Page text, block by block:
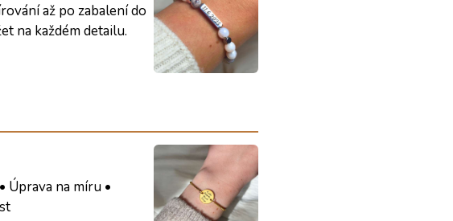
až po zabalení do
na každém detailu.
Úprava na míru •